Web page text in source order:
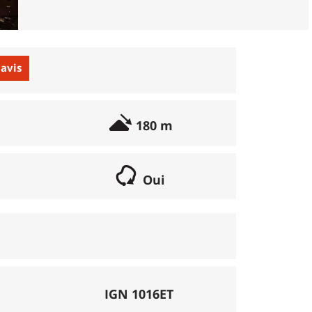
180 m
Oui
lorsqu'il s'agit d'une boucle. Les chemins
peut se réaliser avec un vélo semi
IGN 1016ET